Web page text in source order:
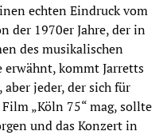
echten Eindruck vom
der 1970er Jahre, der in
des musikalischen
erwähnt, kommt Jarretts
jeder, der sich für
„Köln 75“ mag, sollte
und das Konzert in